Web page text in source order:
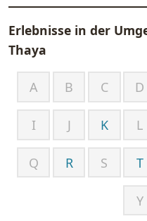
Erlebnisse in der
Thaya
A B C D
I J K L
Q R S T
Y